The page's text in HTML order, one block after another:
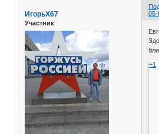
05-
ИгорьХ67
Участник
+1